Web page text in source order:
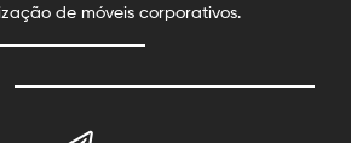
de móveis corporativos.